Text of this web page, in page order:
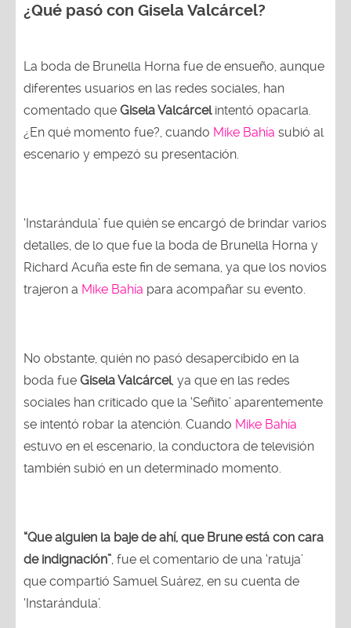
¿Qué pasó con Gisela Valcárcel?
La boda de Brunella Horna fue de ensueño, aunque
diferentes usuarios en las redes sociales, han
comentado que Gisela Valcárcelintentó opacarla.
¿En qué momento fue?, cuando Mike Bahía subió al
escenario y empezó su presentación.
‘Instarándula’ fue quién se encargó de brindar varios
detalles, de lo que fue la boda de Brunella Horna y
Richard Acuña este fin de semana, ya que los novios
trajeron a Mike Bahía para acompañar su evento.
No obstante, quién no pasó desapercibido en la
boda fue Gisela Valcárcel, ya que en las redes
sociales han criticado que la ‘Señito’ aparentemente
se intentó robar la atención. Cuando Mike Bahía
estuvo en el escenario, la conductora de televisión
también subió en un determinado momento.
“Que alguien la baje de ahí, que Brune está con cara
de indignación” , fue el comentario de una ‘ratuja’
que compartió Samuel Suárez, en su cuenta de
‘Instarándula’.